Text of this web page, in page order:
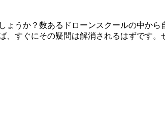
うか？数あるドローンスクールの中か
すぐにその疑問は解消されるはずです